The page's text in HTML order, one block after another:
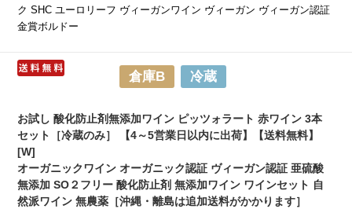
ク SHC ユーロリーフ ヴィーガンワイン ヴィーガン ヴィーガン認証
金賞ボルドー
倉庫B 冷蔵
お試し 酸化防止剤無添加ワイン ピッツォラート 赤ワイン 3本
セット［冷蔵のみ］ 【4～5営業日以内に出荷】【送料無料】
[W]
オーガニックワイン オーガニック認証 ヴィーガン認証 亜硫酸
無添加 SO２フリー 酸化防止剤 無添加ワイン ワインセット 自
然派ワイン 無農薬［沖縄・離島は追加送料がかかります］